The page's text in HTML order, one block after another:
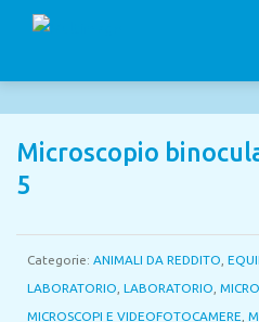
Microscopio
5
Categorie: ANIMALI DA REDDITO
LABORATORIO LABORATORIO
MICROSCOPI E VIDEOFOTOCAMERE